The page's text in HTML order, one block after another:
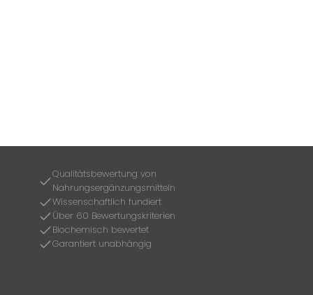
Qualitätsbewertung von
Nahrungsergänzungsmitteln
Wissenschaftlich fundiert
Über 60 Bewertungskriterien
Biochemisch bewertet
Garantiert unabhängig